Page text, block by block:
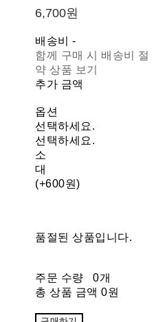
6,700원
배송비-
함께 구매 시 배송비 절
약 상품 보기
추가 금액
옵션
선택하세요.
선택하세요.
소
대
(+600원)
품절된 상품입니다.
주문 수량
0개
총 상품 금액 0원